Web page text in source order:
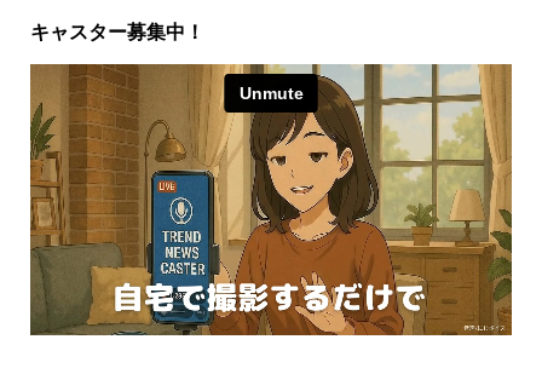
キャスター募集中！